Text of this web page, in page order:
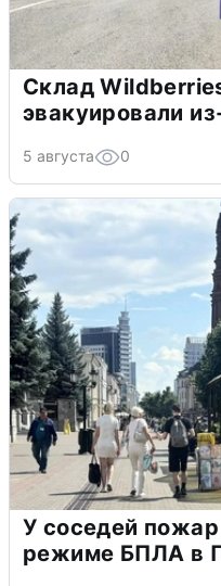
Склад
эвакуировали
5 августа 0
У соседей
режиме БПЛА в